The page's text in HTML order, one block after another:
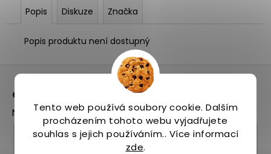
Tento web používá soubory cookie. Dalším
procházením tohoto webu vyjadřujete
souhlas s jejich používáním.. Více informací
zde.
Popis Diskuze Značka
Popis produktu není dostupný
Odebírat newsletter
Nezmeškejte žádné novinky či slevy!
E-mail